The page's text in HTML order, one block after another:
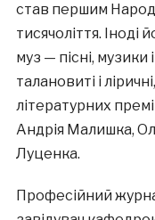
став першим
тисячоліття.
муз — пісні, музики
талановиті і
літературних
Андрія Малишка,
Луценка.
Професійний